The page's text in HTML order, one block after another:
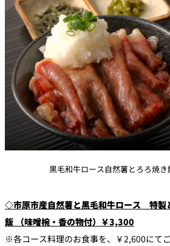
黒毛和牛ロース自然薯とろろ焼き
◇市原市産自然薯と黒毛和牛ロース 特製
飯
（味噌椀・香の物付）￥3,300
※各コース料理のお食事を、￥2,600にて